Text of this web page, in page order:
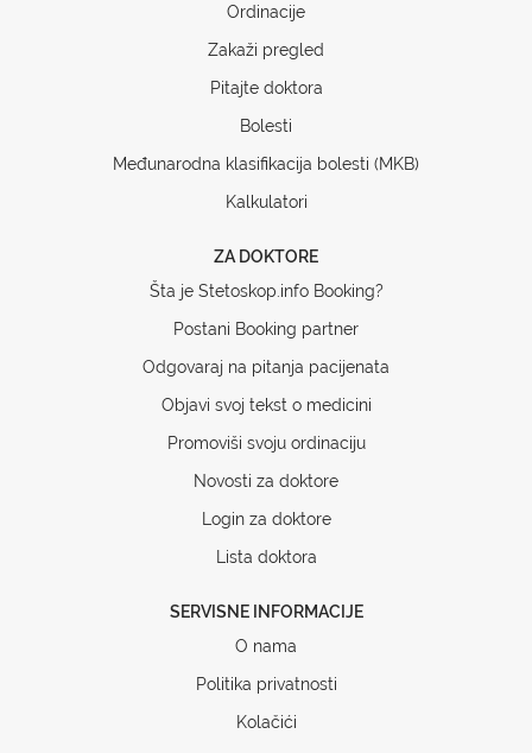
Ordinacije
Zakaži pregled
Pitajte doktora
Bolesti
Međunarodna klasifikacija bolesti (MKB)
Kalkulatori
ZA DOKTORE
Šta je Stetoskop.info Booking?
Postani Booking partner
Odgovaraj na pitanja pacijenata
Objavi svoj tekst o medicini
Promoviši svoju ordinaciju
Novosti za doktore
Login za doktore
Lista doktora
SERVISNE INFORMACIJE
O nama
Politika privatnosti
Kolačići